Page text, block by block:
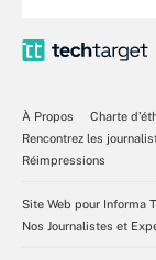
À Propos
Charte
Rencontrez les
Réimpressions
Site Web pour Informa
Nos Journalistes et